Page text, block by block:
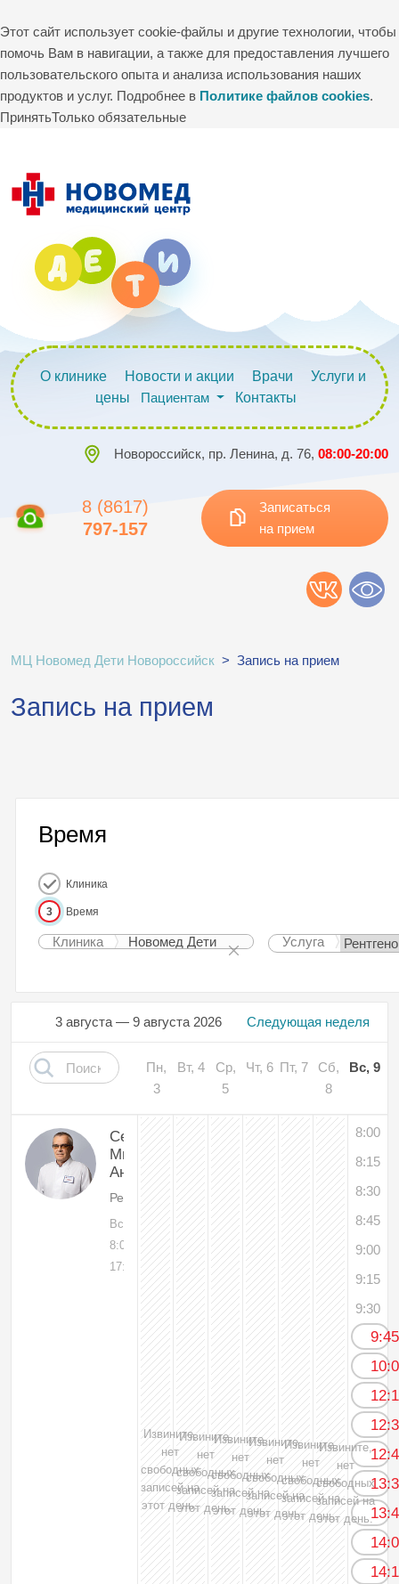
Этот сайт использует cookie-файлы и другие технологии, чтобы
помочь Вам в навигации, а также для предоставления лучшего
пользовательского опыта и анализа использования наших
продуктов и услуг. Подробнее в Политике файлов cookies.
ПринятьТолько обязательные
О клинике Новости и акции Врачи
Услуги и
цены
Пациентам Контакты
Новороссийск, пр. Ленина, д. 76, 08:00-20:00
8 (8617)
797-157
Записаться
на прием
МЦ Новомед Дети Новороссийск > Запись на прием
Запись на прием
Время
Клиника
3 Время
Клиника Новомед Дети Услуга
Следующая неделя
3 августа — 9 августа 2026
Пн,
3
Вт, 4
Ср,
5
Чт, 6 Пт, 7
Сб,
8
Вс, 9
Себякин
Михаил
Андриянович
Рентгенолог
Вс, 09
8:00-
17:00
Извините,
нет
свободных
записей на
этот день.
Извините,
нет
свободных
записей на
этот день.
Извините,
нет
свободных
записей на
этот день.
Извините,
нет
свободных
записей на
этот день.
Извините,
нет
свободных
записей на
этот день.
Извините,
нет
свободных
записей на
этот день.
8:00
8:15
8:30
8:45
9:00
9:15
9:30
9:45